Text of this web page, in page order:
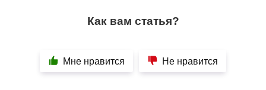
Как вам статья?
Мне нравится Не нравится